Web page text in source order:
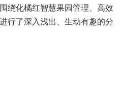
绕化橘红智慧果园管理、高效
行了深入浅出、生动有趣的分